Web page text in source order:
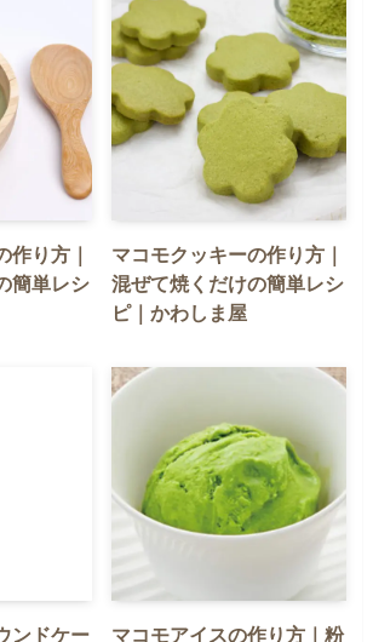
作り方｜
簡単レシ
マコモクッキーの作り方｜
混ぜて焼くだけの簡単レシ
ピ｜かわしま屋
ンドケー マコモアイスの作り方｜粉